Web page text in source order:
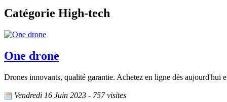
Catégorie High-tech
One drone
Drones innovants, qualité garantie. Achetez en ligne dès
Vendredi 16 Juin 2023 - 757 visites